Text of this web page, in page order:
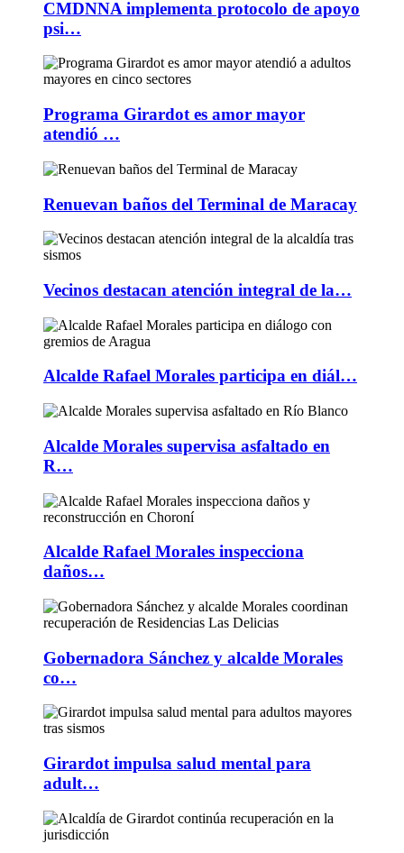
CMDNNA implementa protocolo de apoyo
psi…
Programa Girardot es amor mayor
atendió …
Renuevan baños del Terminal de Maracay
Vecinos destacan atención integral de la…
Alcalde Rafael Morales participa en diál…
Alcalde Morales supervisa asfaltado en
R…
Alcalde Rafael Morales inspecciona
daños…
Gobernadora Sánchez y alcalde Morales
co…
Girardot impulsa salud mental para
adult…